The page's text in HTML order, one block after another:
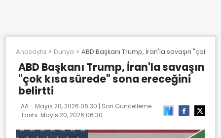
Anasayfa Dunya ABD Başkanı Trump, İran'la savaşın "çok
ABD Başkanı Trump, İran'la savaşın
"çok kısa sürede" sona ereceğini
belirtti
AA - Mayıs 20, 2026 06:30 | Son Güncelleme
Tarihi: Mayıs 20, 2026 06:30